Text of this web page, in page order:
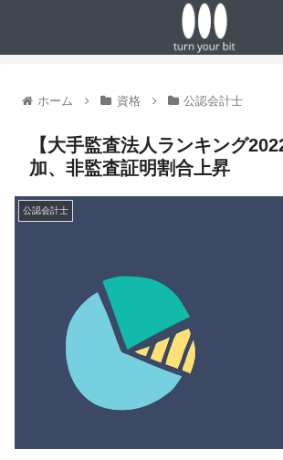
ホーム 資格 公認会計士
【大手監査法人ランキング
加、非監査証明割合上昇
公認会計士